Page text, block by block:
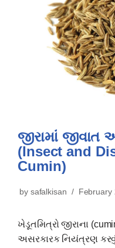
જીરામાં
(Insect and
Cumin)
by safalkisan February
ખેડૂતમિત્રો જીરાના
અસરકારક નિયંત્રણ કરવું